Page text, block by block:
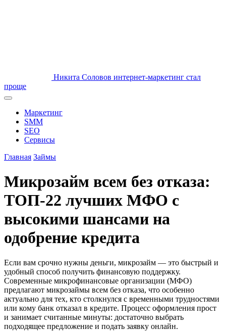
Никита Соловов интернет-маркетинг стал
проще
Маркетинг
SMM
SEO
Сервисы
Главная Займы
Микрозайм всем без отказа:
ТОП-22 лучших МФО с
высокими шансами на
одобрение кредита
Если вам срочно нужны деньги, микрозайм — это быстрый и
удобный способ получить финансовую поддержку.
Современные микрофинансовые организации (МФО)
предлагают микрозаймы всем без отказа, что особенно
актуально для тех, кто столкнулся с временными трудностями
или кому банк отказал в кредите. Процесс оформления прост
и занимает считанные минуты: достаточно выбрать
подходящее предложение и подать заявку онлайн.